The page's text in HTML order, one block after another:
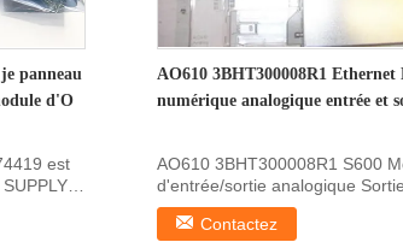
panneau
d'O
est
AO610 3BHT300008R1 Ethernet
numérique analogique entrée et
AO610 3BHT300008R1 S600
d'entrée/sortie analogique
Informations sur le ...
Contactez